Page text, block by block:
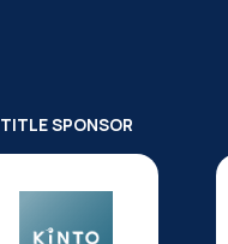
TITLE SPONSOR